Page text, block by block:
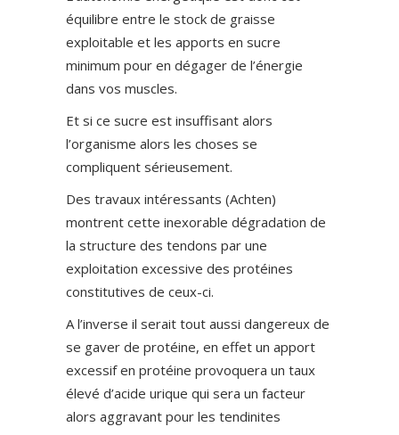
équilibre entre le stock de graisse
exploitable et les apports en sucre
minimum pour en dégager de l’énergie
dans vos muscles.
Et si ce sucre est insuffisant alors
l’organisme alors les choses se
compliquent sérieusement.
Des travaux intéressants (Achten)
montrent cette inexorable dégradation de
la structure des tendons par une
exploitation excessive des protéines
constitutives de ceux-ci.
A l’inverse il serait tout aussi dangereux de
se gaver de protéine, en effet un apport
excessif en protéine provoquera un taux
élevé d’acide urique qui sera un facteur
alors aggravant pour les tendinites